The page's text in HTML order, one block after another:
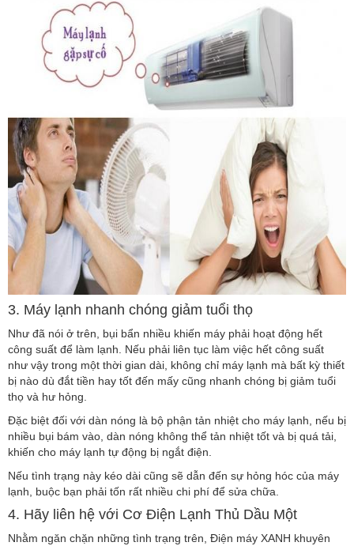
3. Máy lạnh nhanh chóng giảm tuổi thọ
Như đã nói ở trên, bụi bẩn nhiều khiến máy phải hoạt động hết
công suất để làm lạnh. Nếu phải liên tục làm việc hết công suất
như vậy trong một thời gian dài, không chỉ máy lạnh mà bất kỳ thiết
bị nào dù đắt tiền hay tốt đến mấy cũng nhanh chóng bị giảm tuổi
thọ và hư hỏng.
Đặc biệt đối với dàn nóng là bộ phận tản nhiệt cho máy lạnh, nếu bị
nhiều bụi bám vào, dàn nóng không thể tản nhiệt tốt và bị quá tải,
khiến cho máy lạnh tự động bị ngắt điện.
Nếu tình trạng này kéo dài cũng sẽ dẫn đến sự hỏng hóc của máy
lạnh, buộc bạn phải tốn rất nhiều chi phí để sửa chữa.
4. Hãy liên hệ với Cơ Điện Lạnh Thủ Dầu Một
Nhằm ngăn chặn những tình trạng trên, Điện máy XANH khuyên